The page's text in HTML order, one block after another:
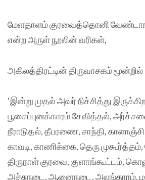
மேளதாளம் குரவைத்தொனி
என்ற அருள் நூலின் வரிகள்,
அகிலத்திரட்டின் திருவாசகம் மூன்றில்
‘இன்று முதல் அவர் நிச்சித்து
பூசைப்புனக்காரம் சேவித்தல்,
நீராடுதல், தீபரணை, சாந்தி,
காவடி, காணிக்கை, தெரு முகூர்த்தம்,
திருநாள் குரவை, குளாங்கூட்டம்,
அச்சுநடை, ஆனைநடை,